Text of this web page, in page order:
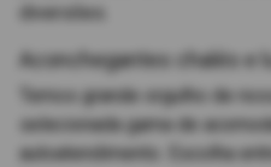
diversões.
Aconchegantes chalés e
Temos grande orgulho de
selecionada gama de
autoatendimento. Escolha